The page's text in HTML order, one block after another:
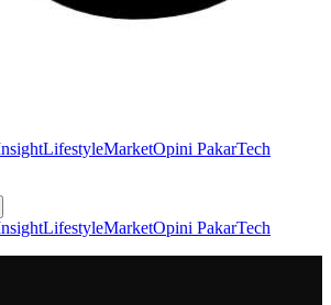
LifestyleMarketOpini PakarTech
LifestyleMarketOpini PakarTech